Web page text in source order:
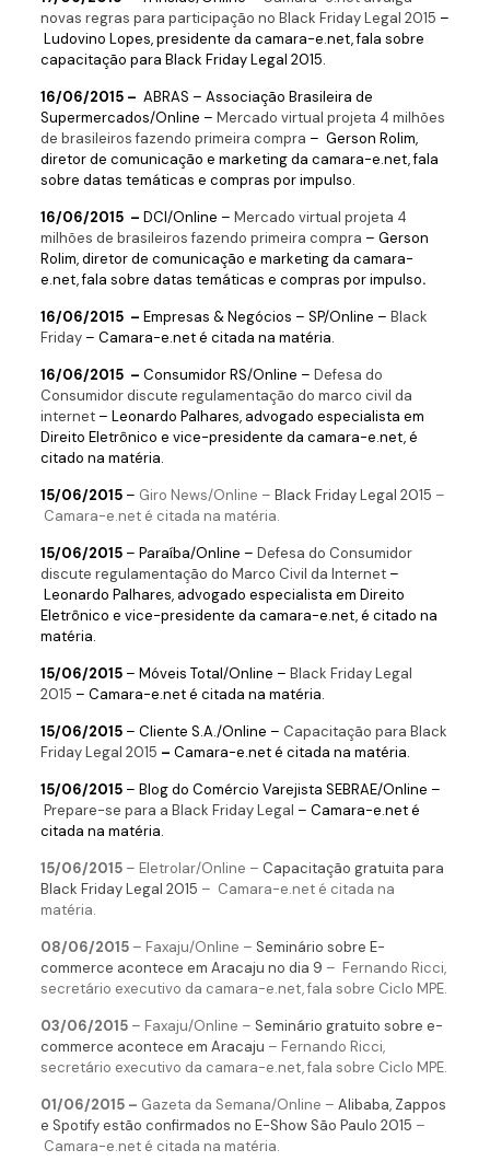
novas regras para participação no Black Friday Legal 2015 –
Ludovino Lopes, presidente da camara-e.net, fala sobre
capacitação para Black Friday Legal 2015.
16/06/2015 – ABRAS – Associação Brasileira de
Supermercados/Online – Mercado virtual projeta 4 milhões
de brasileiros fazendo primeira compra – Gerson Rolim,
diretor de comunicação e marketing da camara-e.net, fala
sobre datas temáticas e compras por impulso.
16/06/2015 – DCI/Online – Mercado virtual projeta 4
milhões de brasileiros fazendo primeira compra – Gerson
Rolim, diretor de comunicação e marketing da camara-
e.net, fala sobre datas temáticas e compras por impulso.
16/06/2015 – Empresas & Negócios – SP/Online – Black
Friday– Camara-e.net é citada na matéria.
16/06/2015 – Consumidor RS/Online – Defesa do
Consumidor discute regulamentação do marco civil da
internet– Leonardo Palhares, advogado especialista em
Direito Eletrônico e vice-presidente da camara-e.net, é
citado na matéria.
15/06/2015– Giro News/Online – Black Friday Legal 2015 –
Camara-e.net é citada na matéria.
15/06/2015– Paraíba/Online – Defesa do Consumidor
discute regulamentação do Marco Civil da Internet –
Leonardo Palhares, advogado especialista em Direito
Eletrônico e vice-presidente da camara-e.net, é citado na
matéria.
15/06/2015– Móveis Total/Online – Black Friday Legal
2015 – Camara-e.net é citada na matéria.
15/06/2015– Cliente S.A./Online – Capacitação para Black
Friday Legal 2015 – Camara-e.net é citada na matéria.
15/06/2015– Blog do Comércio Varejista SEBRAE/Online –
Prepare-se para a Black Friday Legal – Camara-e.net é
citada na matéria.
15/06/2015– Eletrolar/Online – Capacitação gratuita para
Black Friday Legal 2015 – Camara-e.net é citada na
matéria.
08/06/2015– Faxaju/Online – Seminário sobre E-
commerce acontece em Aracaju no dia 9 – Fernando Ricci,
secretário executivo da camara-e.net, fala sobre Ciclo MPE.
03/06/2015– Faxaju/Online – Seminário gratuito sobre e-
commerce acontece em Aracaju – Fernando Ricci,
secretário executivo da camara-e.net, fala sobre Ciclo MPE.
01/06/2015 – Gazeta da Semana/Online – Alibaba, Zappos
e Spotify estão confirmados no E-Show São Paulo 2015 –
Camara-e.net é citada na matéria.